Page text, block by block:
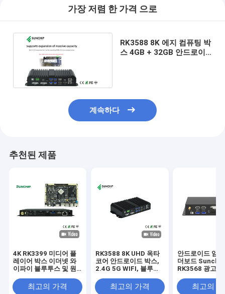
가장 저렴 한 가격 으로
RK3588 8K 에지 컴퓨팅 박
스 4GB + 32GB 안드로이
계속하다
추천된 제품
4K RK3399 미디어 플
레이어 박스 이더넷 와
이파이 블루투스 및 원
최고의 가격
RK3588 8K UHD 옥타
코어 안드로이드 박스,
2.4G 5G WIFI, 블루투
LAN 지원최고의 가격
안드로이드 임
더보드 Sunchip
RK3568 광고
어 플레이어 박
디지털 사이니
최고의